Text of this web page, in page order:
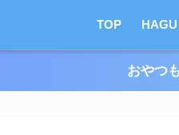
TOP HAGU
おやつ